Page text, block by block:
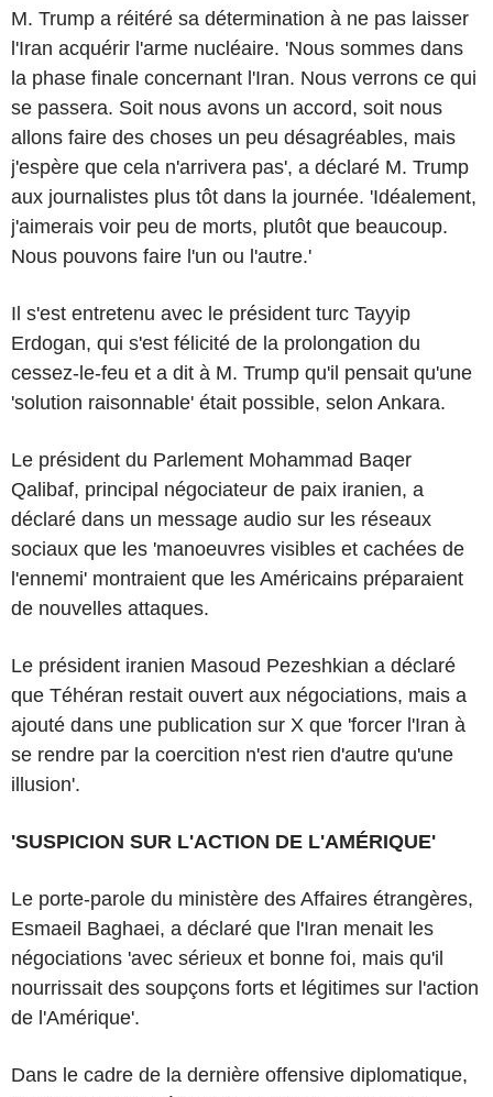
M. Trump a réitéré sa détermination à ne pas laisser
l'Iran acquérir l'arme nucléaire. 'Nous sommes dans
la phase finale concernant l'Iran. Nous verrons ce qui
se passera. Soit nous avons un accord, soit nous
allons faire des choses un peu désagréables, mais
j'espère que cela n'arrivera pas', a déclaré M. Trump
aux journalistes plus tôt dans la journée. 'Idéalement,
j'aimerais voir peu de morts, plutôt que beaucoup.
Nous pouvons faire l'un ou l'autre.'
Il s'est entretenu avec le président turc Tayyip
Erdogan, qui s'est félicité de la prolongation du
cessez-le-feu et a dit à M. Trump qu'il pensait qu'une
'solution raisonnable' était possible, selon Ankara.
Le président du Parlement Mohammad Baqer
Qalibaf, principal négociateur de paix iranien, a
déclaré dans un message audio sur les réseaux
sociaux que les 'manoeuvres visibles et cachées de
l'ennemi' montraient que les Américains préparaient
de nouvelles attaques.
Le président iranien Masoud Pezeshkian a déclaré
que Téhéran restait ouvert aux négociations, mais a
ajouté dans une publication sur X que 'forcer l'Iran à
se rendre par la coercition n'est rien d'autre qu'une
illusion'.
'SUSPICION SUR L'ACTION DE L'AMÉRIQUE'
Le porte-parole du ministère des Affaires étrangères,
Esmaeil Baghaei, a déclaré que l'Iran menait les
négociations 'avec sérieux et bonne foi, mais qu'il
nourrissait des soupçons forts et légitimes sur l'action
de l'Amérique'.
Dans le cadre de la dernière offensive diplomatique,